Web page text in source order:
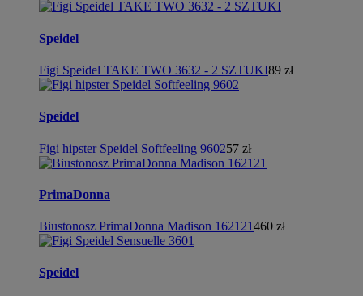
Speidel
Figi Speidel TAKE TWO 3632 - 2 SZTUKI89 zł
Speidel
Figi hipster Speidel Softfeeling 960257 zł
PrimaDonna
Biustonosz PrimaDonna Madison 162121460 zł
Speidel